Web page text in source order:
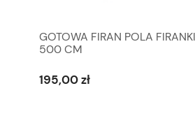
GOTOWA FIRAN POLA
500 CM
195,00 zł